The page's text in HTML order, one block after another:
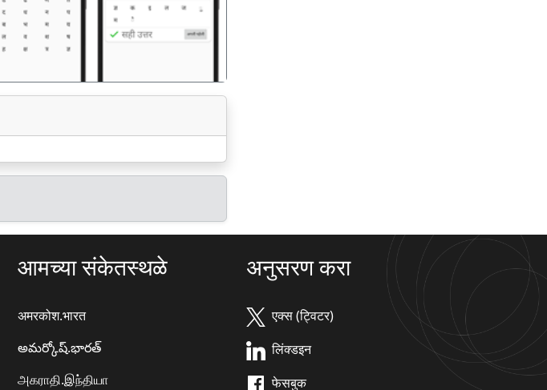
आमच्या संकेतस्थळे
अमरकोश.भारत
అమర్కోష్.భారత్
அகராதி.இந்தியா
अनुसरण करा
एक्स (ट्विटर)
लिंक्डइन
फेसबुक